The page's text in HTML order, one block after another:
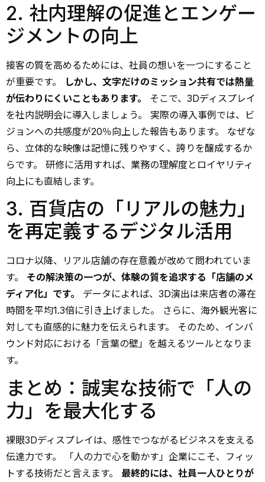
2. 社内理解の促進とエンゲー
ジメントの向上
接客の質を高めるためには、社員の想いを一つにすること
が重要です。
しかし、文字だけのミッション共有では熱量
が伝わりにくいこともあります。
そこで、3Dディスプレイ
を社内説明会に導入しましょう。 実際の導入事例では、ビ
ジョンへの共感度が20％向上した報告もあります。 なぜな
ら、立体的な映像は記憶に残りやすく、誇りを醸成するか
らです。 研修に活用すれば、業務の理解度とロイヤリティ
向上にも直結します。
3. 百貨店の「リアルの魅力」
を再定義するデジタル活用
コロナ以降、リアル店舗の存在意義が改めて問われていま
す。 その解決策の一つが、体験の質を追求する「店舗のメ
ディア化」です。
データによれば、3D演出は来店者の滞在
時間を平均1.3倍に引き上げました。 さらに、海外観光客に
対しても直感的に魅力を伝えられます。 そのため、インバ
ウンド対応における「言葉の壁」を越えるツールとなりま
す。
まとめ：誠実な技術で「人の
力」を最大化する
裸眼3Dディスプレイは、感性でつながるビジネスを支える
伝達力です。 「人の力で心を動かす」企業にこそ、フィッ
トする技術だと言えます。 最終的には、社員一人ひとりが